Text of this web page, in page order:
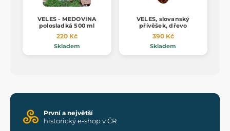
VELES - MEDOVINA
polosladká 500 ml
220 Kč
Skladem
VELES, slovanský
přívěšek, dřevo
390 Kč
Skladem
První a největší
historický e-shop v ČR